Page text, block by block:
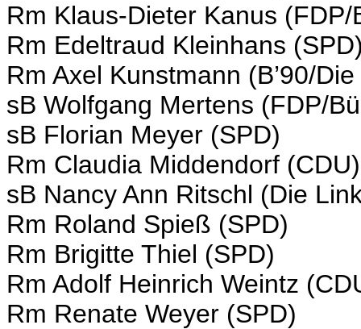
Rm Klaus-Dieter Kanus
Rm Edeltraud Kleinhans
Rm Axel Kunstmann (B’90/
sB Wolfgang Mertens (FDP/
sB Florian Meyer (SPD)
Rm Claudia Middendorf (CDU)
sB Nancy Ann Ritschl (Die
Rm Roland Spieß (SPD)
Rm Brigitte Thiel (SPD)
Rm Adolf Heinrich Weintz
Rm Renate Weyer (SPD)